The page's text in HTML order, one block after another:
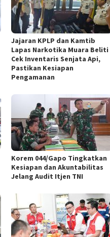
Jajaran KPLP dan Kamtib
Lapas Narkotika Muara Beliti
Cek Inventaris Senjata Api,
Pastikan Kesiapan
Pengamanan
Korem 044/Gapo Tingkatkan
Kesiapan dan Akuntabilitas
Jelang Audit Itjen TNI